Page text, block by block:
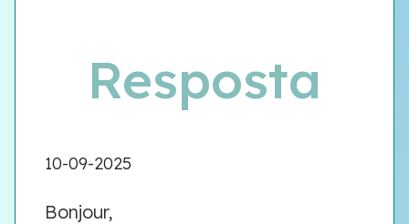
Resposta
10-09-2025
Bonjour,